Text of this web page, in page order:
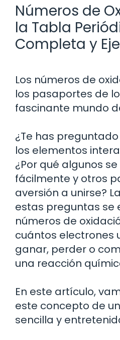
Números de
la Tabla
Completa y
Los números de
los pasaportes de
fascinante mundo
¿Te has
los elementos
¿Por qué algunos
fácilmente y otros
aversión a unirse?
estas preguntas se
números de
cuántos electrones
ganar, perder o
una reacción
En este artículo,
este concepto de
sencilla y